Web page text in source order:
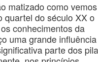
matizado como
quartel do século XX o
conhecimentos da
uma grande
parte dos